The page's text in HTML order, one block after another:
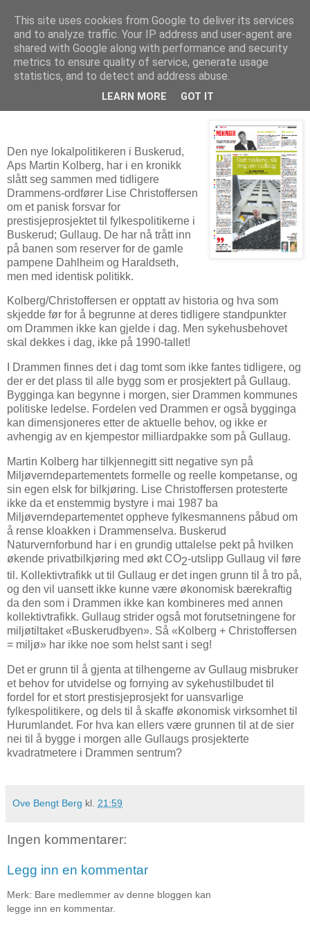
Politikus
onsdag 3. mars 2010
Drammen — byggestart i morgen!
Den nye lokalpolitikeren i Buskerud,
Aps Martin Kolberg, har i en kronikk
slått seg sammen med tidligere
Drammens-ordfører Lise Christoffersen
om et panisk forsvar for
prestisjeprosjektet til fylkespolitikerne i
Buskerud; Gullaug. De har nå trått inn
på banen som reserver for de gamle
pampene Dahlheim og Haraldseth,
men med identisk politikk.
Kolberg/Christoffersen er opptatt av historia og hva som
skjedde før for å begrunne at deres tidligere standpunkter
om Drammen ikke kan gjelde i dag. Men sykehusbehovet
skal dekkes i dag, ikke på 1990-tallet!
I Drammen finnes det i dag tomt som ikke fantes tidligere, og
der er det plass til alle bygg som er prosjektert på Gullaug.
Bygginga kan begynne i morgen, sier Drammen kommunes
politiske ledelse. Fordelen ved Drammen er også bygginga
kan dimensjoneres etter de aktuelle behov, og ikke er
avhengig av en kjempestor milliardpakke som på Gullaug.
Martin Kolberg har tilkjennegitt sitt negative syn på
Miljøverndepartementets formelle og reelle kompetanse, og
sin egen elsk for bilkjøring. Lise Christoffersen protesterte
ikke da et enstemmig bystyre i mai 1987 ba
Miljøverndepartementet oppheve fylkesmannens påbud om
å rense kloakken i Drammenselva. Buskerud
Naturvernforbund har i en grundig uttalelse pekt på hvilken
økende privatbilkjøring med økt CO2-utslipp Gullaug vil føre
til. Kollektivtrafikk ut til Gullaug er det ingen grunn til å tro på,
og den vil uansett ikke kunne være økonomisk bærekraftig
da den som i Drammen ikke kan kombineres med annen
kollektivtrafikk. Gullaug strider også mot forutsetningene for
miljøtiltaket «Buskerudbyen». Så «Kolberg + Christoffersen
= miljø» har ikke noe som helst sant i seg!
Det er grunn til å gjenta at tilhengerne av Gullaug misbruker
et behov for utvidelse og fornying av sykehustilbudet til
fordel for et stort prestisjeprosjekt for uansvarlige
fylkespolitikere, og dels til å skaffe økonomisk virksomhet til
Hurumlandet. For hva kan ellers være grunnen til at de sier
nei til å bygge i morgen alle Gullaugs prosjekterte
kvadratmetere i Drammen sentrum?
Ove Bengt Berg kl. 21:59
Ingen kommentarer:
Legg inn en kommentar
Merk: Bare medlemmer av denne bloggen kan
legge inn en kommentar.
This site uses cookies from Google to deliver its services
and to analyze traffic. Your IP address and user-agent are
shared with Google along with performance and security
metrics to ensure quality of service, generate usage
statistics, and to detect and address abuse.
LEARN MORE GOT IT